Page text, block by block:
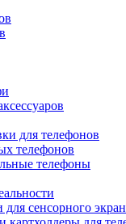
для телефонов
телефонов
телефоны
сенсорного